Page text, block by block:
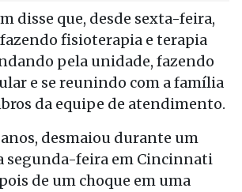
disse que, desde sexta-feira,
fisioterapia e terapia
pela unidade, fazendo
e se reunindo com a família
da equipe de atendimento.
desmaiou durante um
segunda-feira em Cincinnati
de um choque em uma